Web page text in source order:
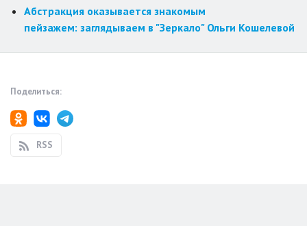
Абстракция оказывается знакомым
пейзажем: заглядываем в "Зеркало" Ольги Кошелевой
Поделиться:
RSS